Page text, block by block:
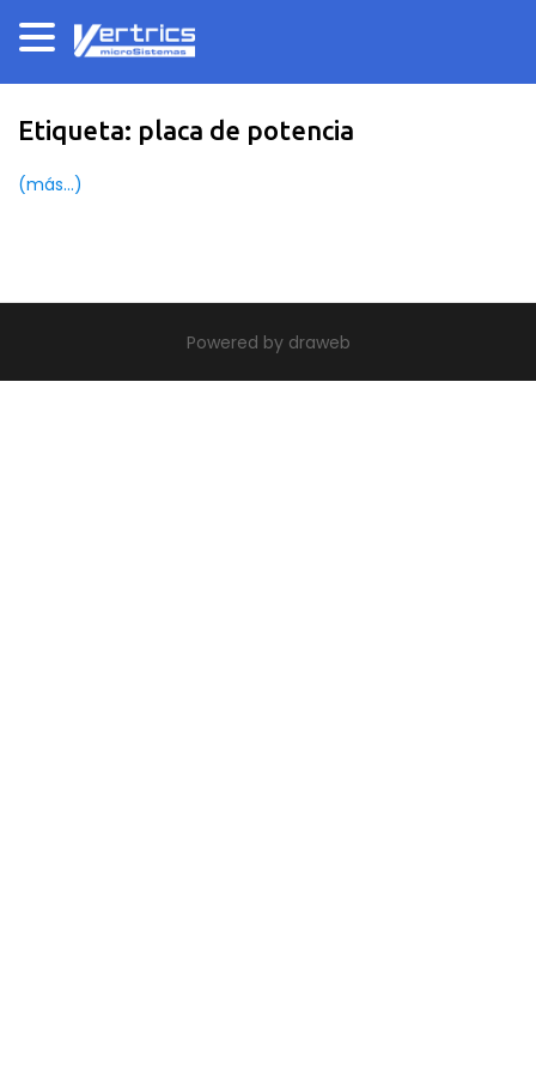
Etiqueta: placa de potencia
(más…)
theme build by Themeworx.